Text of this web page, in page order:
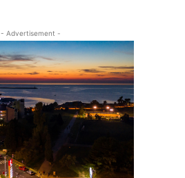
- Advertisement -